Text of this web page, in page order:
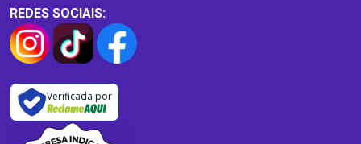
REDES SOCIAIS:
Verificada por